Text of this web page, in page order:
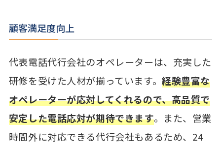
顧客満足度向上
代表電話代行会社のオペレーターは、充実した
研修を受けた人材が揃っています。経験豊富な
オペレーターが応対してくれるので、高品質で
安定した電話応対が期待できます。また、営業
時間外に対応できる代行会社もあるため、24